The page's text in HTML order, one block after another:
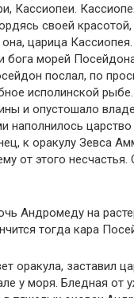
Кассиопеи.
своей красотой,
царица
бога морей
послал, по
исполинской
и опустошало
наполнилось
к оракулу Зевса
от этого несчастья.
Андромеду на
тогда кара
оракула, заставил
у моря. Бледная от